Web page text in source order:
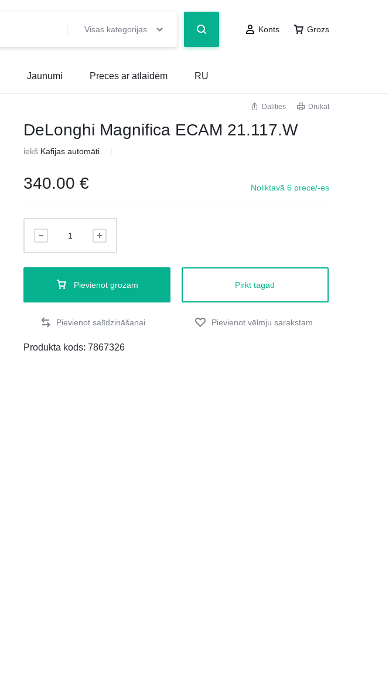
Visas kategorijas Konts Grozs
Jaunumi Preces ar atlaidēm RU
Dalīties Drukāt
DeLonghi Magnifica ECAM 21.117.W
iekš Kafijas automāti
340.00€ Noliktavā 6 prece/-es
Pievienot grozam Pirkt tagad
Produkta kods:7867326